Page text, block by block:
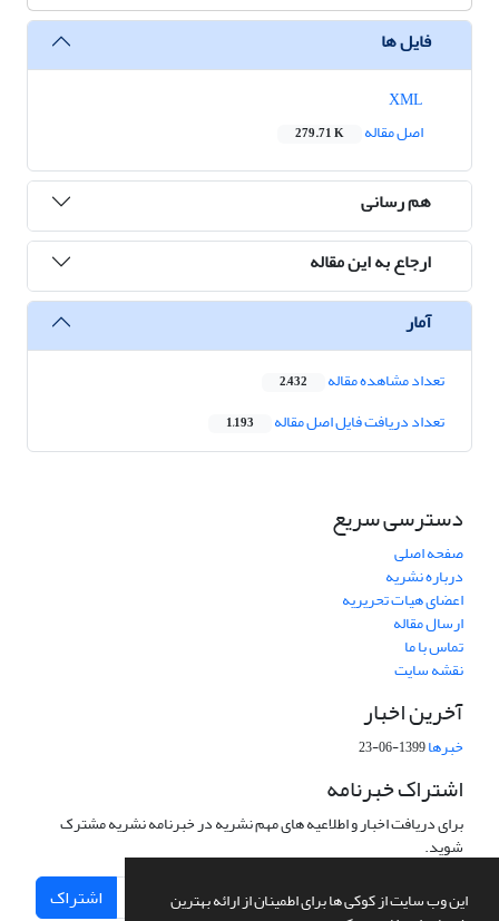
این وب سایت از کوکی ها برای اطمینان از ارائه بهترین
فایل ها
اصل مقاله
279.71 K
هم رسانی
ارجاع به این مقاله
آمار
تعداد مشاهده مقاله 2,432
تعداد دریافت فایل اصل مقاله 1,193
دسترسی سریع
صفحه اصلی
درباره نشریه
اعضای هیات تحریریه
ارسال مقاله
تماس با ما
نقشه سایت
آخرین اخبار
خبرها1399-06-23
اشتراک خبرنامه
برای دریافت اخبار و اطلاعیه های مهم نشریه در خبرنامه نشریه مشترک
شوید.
اشتراک